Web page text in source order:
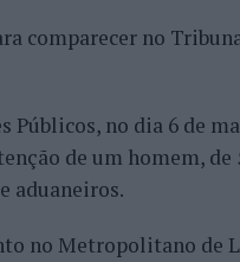
comparecer no
Públicos, no dia 6 de
de um homem, de
aduaneiros.
no Metropolitano de